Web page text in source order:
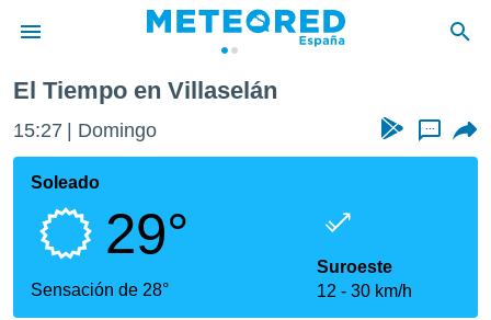
de
por
que se
calidad.
a este
las
El Tiempo en Villaselán
15:27 Domingo ...
Soleado
29°
Sensación de 28°
Suroeste
12
30 km/h